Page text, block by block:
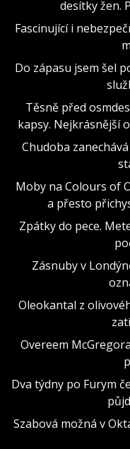
desítky žen.
Fascinující i
Do zápasu jsem šel
Těsně před
kapsy. Nejkrásnější
Chudoba
Moby na Colours of
a přesto
Zpátky do pece.
Zásnuby v
Oleokantal z
Overeem
Dva týdny po Furym
Szabová možná v